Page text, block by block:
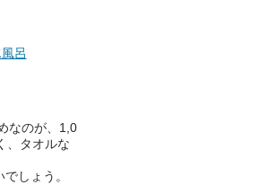
相談するこ
です。
呂
なのが、1,0
、タオルな
しょう。